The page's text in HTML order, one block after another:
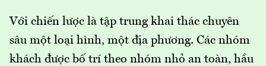
Với chiến lược là tập trung khai thác chuyên
sâu một loại hình, một địa phương. Các nhóm
khách được bố trí theo nhóm nhỏ an toàn, hầu